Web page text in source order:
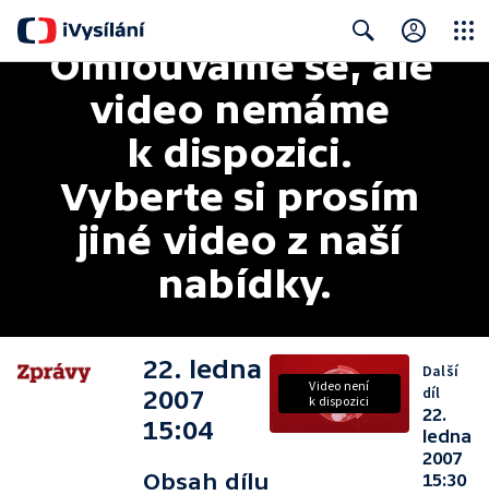
Search
Omlouváme se, ale
video nemáme
k dispozici.
Vyberte si prosím
jiné video z naší
nabídky.
22. ledna
2007
15:04
Obsah dílu
Video není
k dispozici
Další
díl
22.
ledna
2007
15:30